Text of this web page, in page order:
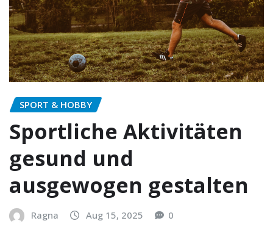
SPORT & HOBBY
Sportliche Aktivitäten
gesund und
ausgewogen gestalten
Ragna Aug 15, 2025 0